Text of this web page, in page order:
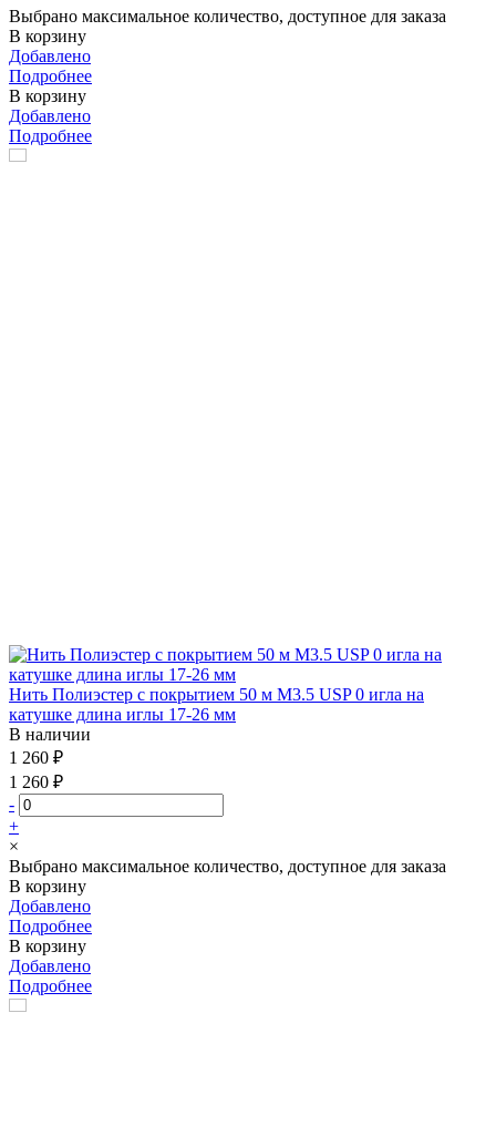
Выбрано максимальное количество, доступное для заказа
В корзину
Добавлено
Подробнее
В корзину
Добавлено
Подробнее
Нить Полиэстер с покрытием 50 м М3.5 USP 0 игла на
катушке длина иглы 17-26 мм
В наличии
1 260 ₽
1 260 ₽
-
+
×
Выбрано максимальное количество, доступное для заказа
В корзину
Добавлено
Подробнее
В корзину
Добавлено
Подробнее